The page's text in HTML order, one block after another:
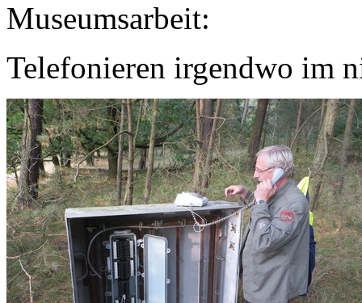
Museumsarbeit:
Telefonieren irgendwo im